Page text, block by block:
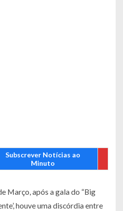
Subscrever Notícias ao
Minuto
Março, após a gala do “Big
houve uma discórdia entre